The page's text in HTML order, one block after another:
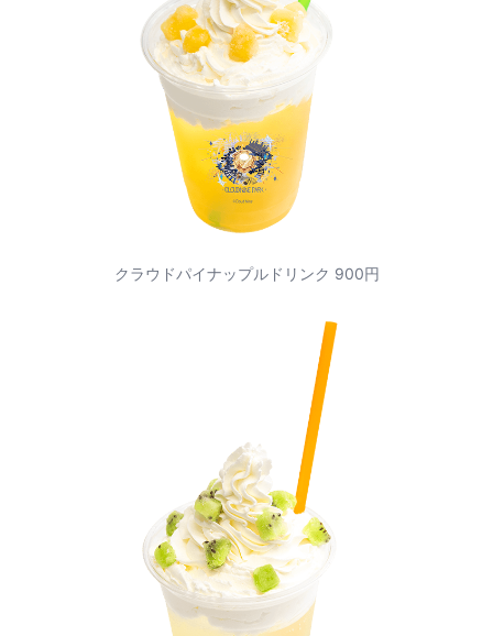
クラウドパイナップルドリンク 900円